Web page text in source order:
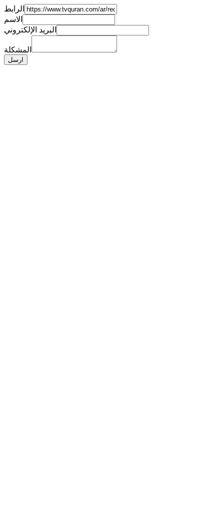
الرابط
الاسم
البريد الإلكتروني
المشكلة
ارسل